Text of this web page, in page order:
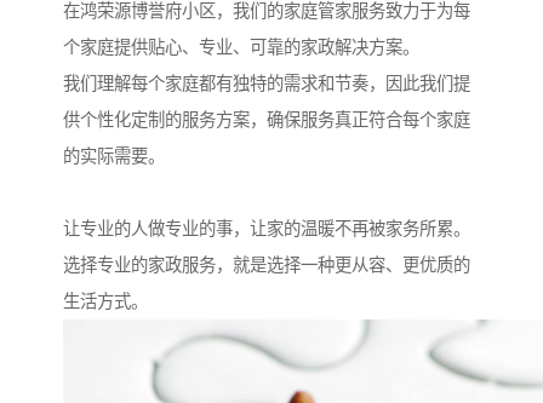
在鸿荣源博誉府小区，我们的家庭管家服务致力于为每
个家庭提供贴心、专业、可靠的家政解决方案。
我们理解每个家庭都有独特的需求和节奏，因此我们提
供个性化定制的服务方案，确保服务真正符合每个家庭
的实际需要。
让专业的人做专业的事，让家的温暖不再被家务所累。
选择专业的家政服务，就是选择一种更从容、更优质的
生活方式。